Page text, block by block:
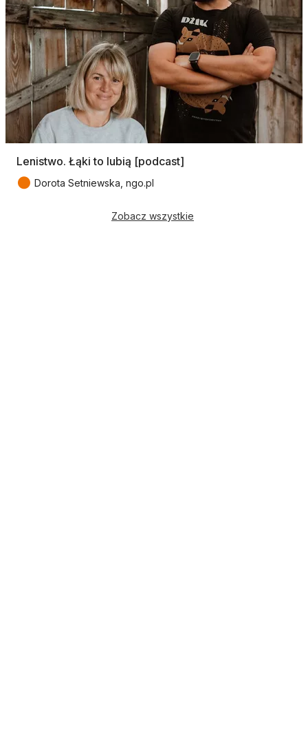
Lenistwo. Łąki to lubią [podcast]
● Dorota Setniewska, ngo.pl
Zobacz wszystkie